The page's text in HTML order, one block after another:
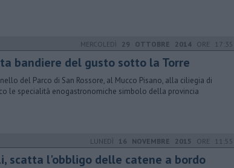
MERCOLEDÌ 29 OTTOBRE 2014 ORE 17:35
bandiere del gusto sotto la Torre
del Parco di San Rossore, al Mucco Pisano, alla ciliegia di
le specialità enogastronomiche simbolo della provincia
LUNEDÌ 16 NOVEMBRE 2015 ORE 11:55
scatta l'obbligo delle catene a bordo